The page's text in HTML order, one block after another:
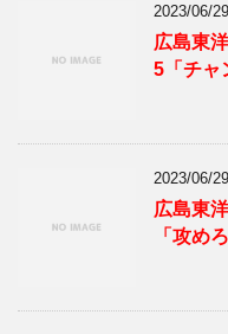
2023/06/29
広島東
5「チャ
2023/06/29
広島東
「攻めろ